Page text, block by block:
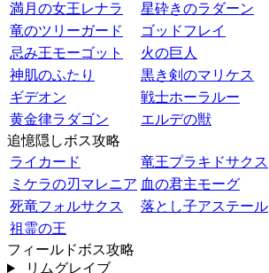
満月の女王レナラ
星砕きのラダーン
竜のツリーガード
ゴッドフレイ
忌み王モーゴット
火の巨人
神肌のふたり
黒き剣のマリケス
ギデオン
戦士ホーラルー
黄金律ラダゴン
エルデの獣
追憶隠しボス攻略
ライカード
竜王プラキドサクス
ミケラの刃マレニア 血の君主モーグ
死竜フォルサクス
落とし子アステール
祖霊の王
フィールドボス攻略
リムグレイブ